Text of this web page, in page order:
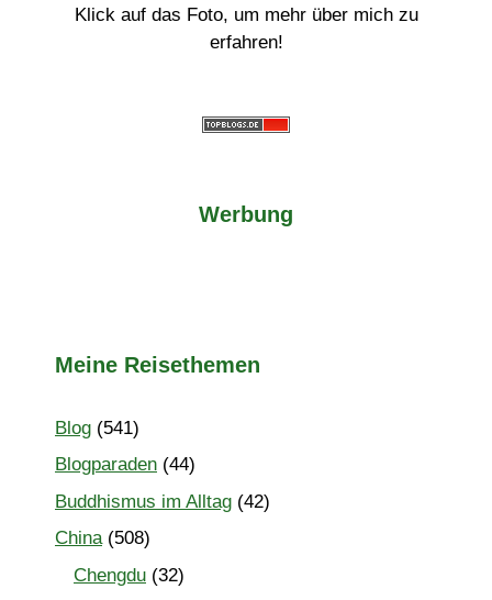
Klick auf das Foto, um mehr über mich zu
erfahren!
Werbung
Meine Reisethemen
Blog (541)
Blogparaden (44)
Buddhismus im Alltag (42)
China(508)
Chengdu (32)